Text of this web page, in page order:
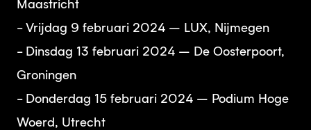
Maastricht
- Vrijdag 9 februari 2024 – LUX, Nijmegen
- Dinsdag 13 februari 2024 – De Oosterpoort,
Groningen
- Donderdag 15 februari 2024 – Podium Hoge
Woerd, Utrecht